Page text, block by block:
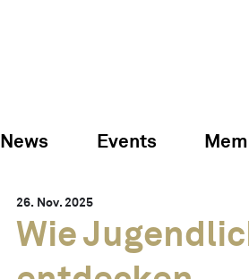
News Events
Wie
26. Nov. 2025